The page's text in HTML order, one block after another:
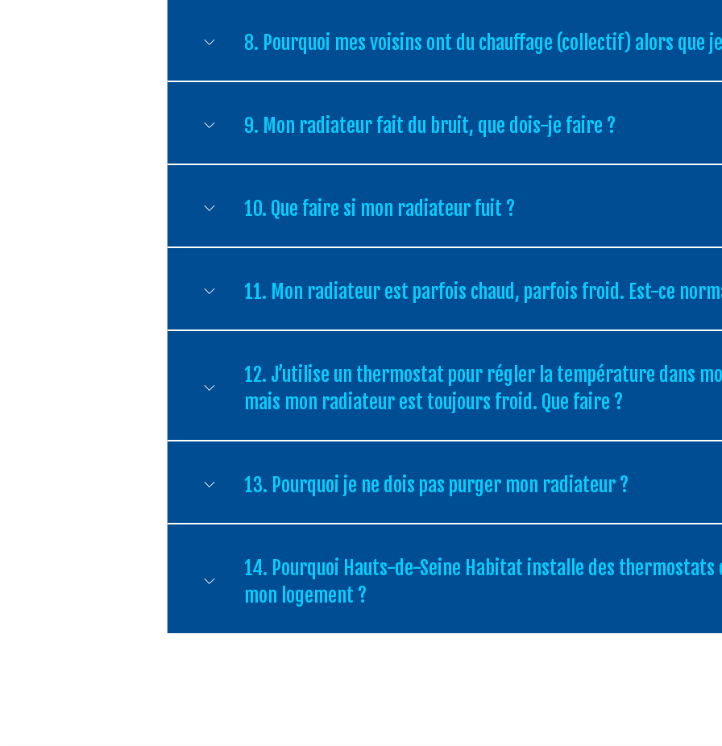
8. Pourquoi mes voisins ont du chauffage (collectif) alors que je
9. Mon radiateur fait du bruit, que dois-je faire ?
10. Que faire si mon radiateur fuit ?
11. Mon radiateur est parfois chaud, parfois froid. Est-ce
12. J’utilise un thermostat pour régler la température dans
mais mon radiateur est toujours froid. Que faire ?
13. Pourquoi je ne dois pas purger mon radiateur ?
14. Pourquoi Hauts-de-Seine Habitat installe des thermostats
mon logement ?